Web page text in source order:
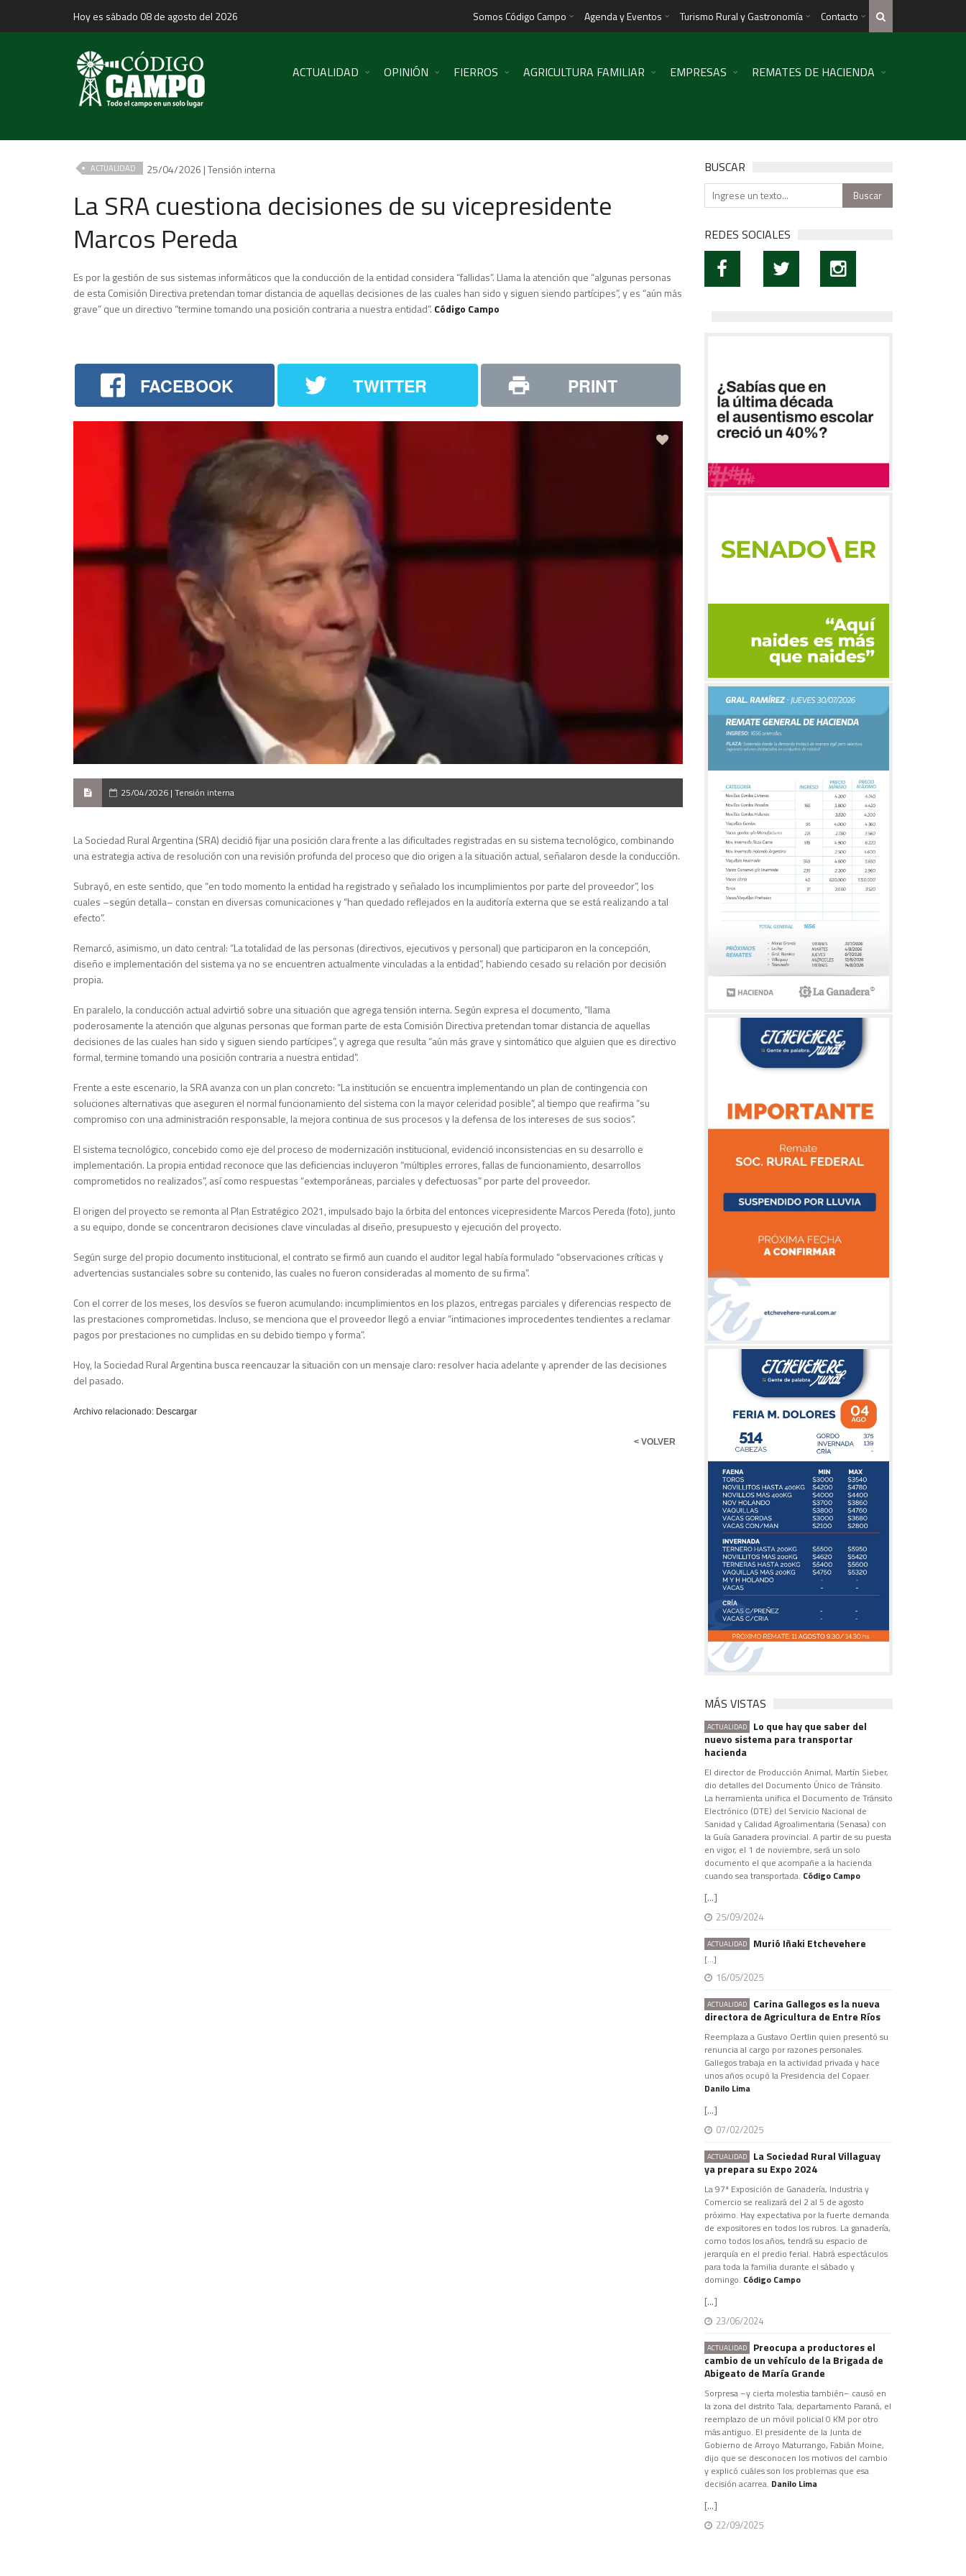
Hoy es sábado 08 de agosto del 2026 Somos Código Campo Agenda y Eventos Turismo Rural y Gastronomía Contacto
ACTUALIDAD OPINIÓN FIERROS AGRICULTURA FAMILIAR EMPRESAS REMATES DE HACIENDA
ACTUALIDAD 25/04/2026 | Tensión interna
La SRA cuestiona decisiones de su vicepresidente
Marcos Pereda
Es por la gestión de sus sistemas informáticos que la conducción de la entidad considera “fallidas”. Llama la atención que “algunas personas
de esta Comisión Directiva pretendan tomar distancia de aquellas decisiones de las cuales han sido y siguen siendo partícipes”, y es “aún más
grave” que un directivo “termine tomando una posición contraria a nuestra entidad”. Código Campo
FACEBOOK TWITTER PRINT
25/04/2026 | Tensión interna
La Sociedad Rural Argentina (SRA) decidió fijar una posición clara frente a las dificultades registradas en su sistema tecnológico, combinando
una estrategia activa de resolución con una revisión profunda del proceso que dio origen a la situación actual, señalaron desde la conducción.
Subrayó, en este sentido, que “en todo momento la entidad ha registrado y señalado los incumplimientos por parte del proveedor”, los
cuales –según detalla– constan en diversas comunicaciones y “han quedado reflejados en la auditoría externa que se está realizando a tal
efecto”.
Remarcó, asimismo, un dato central: “La totalidad de las personas (directivos, ejecutivos y personal) que participaron en la concepción,
diseño e implementación del sistema ya no se encuentren actualmente vinculadas a la entidad”, habiendo cesado su relación por decisión
propia.
En paralelo, la conducción actual advirtió sobre una situación que agrega tensión interna. Según expresa el documento, “llama
poderosamente la atención que algunas personas que forman parte de esta Comisión Directiva pretendan tomar distancia de aquellas
decisiones de las cuales han sido y siguen siendo partícipes”, y agrega que resulta “aún más grave y sintomático que alguien que es directivo
formal, termine tomando una posición contraria a nuestra entidad”.
Frente a este escenario, la SRA avanza con un plan concreto: “La institución se encuentra implementando un plan de contingencia con
soluciones alternativas que aseguren el normal funcionamiento del sistema con la mayor celeridad posible”, al tiempo que reafirma “su
compromiso con una administración responsable, la mejora continua de sus procesos y la defensa de los intereses de sus socios”.
El sistema tecnológico, concebido como eje del proceso de modernización institucional, evidenció inconsistencias en su desarrollo e
implementación. La propia entidad reconoce que las deficiencias incluyeron “múltiples errores, fallas de funcionamiento, desarrollos
comprometidos no realizados”, así como respuestas “extemporáneas, parciales y defectuosas” por parte del proveedor.
El origen del proyecto se remonta al Plan Estratégico 2021, impulsado bajo la órbita del entonces vicepresidente Marcos Pereda (foto), junto
a su equipo, donde se concentraron decisiones clave vinculadas al diseño, presupuesto y ejecución del proyecto.
Según surge del propio documento institucional, el contrato se firmó aun cuando el auditor legal había formulado “observaciones críticas y
advertencias sustanciales sobre su contenido, las cuales no fueron consideradas al momento de su firma”.
Con el correr de los meses, los desvíos se fueron acumulando: incumplimientos en los plazos, entregas parciales y diferencias respecto de
las prestaciones comprometidas. Incluso, se menciona que el proveedor llegó a enviar “intimaciones improcedentes tendientes a reclamar
pagos por prestaciones no cumplidas en su debido tiempo y forma”.
Hoy, la Sociedad Rural Argentina busca reencauzar la situación con un mensaje claro: resolver hacia adelante y aprender de las decisiones
del pasado.
Archivo relacionado: Descargar
< VOLVER
BUSCAR
REDES SOCIALES
MÁS VISTAS
ACTUALIDAD
Lo que hay que saber del
nuevo sistema para transportar
hacienda
El director de Producción Animal, Martín Sieber,
dio detalles del Documento Único de Tránsito.
La herramienta unifica el Documento de Tránsito
Electrónico (DTE) del Servicio Nacional de
Sanidad y Calidad Agroalimentaria (Senasa) con
la Guía Ganadera provincial. A partir de su puesta
en vigor, el 1 de noviembre, será un solo
documento el que acompañe a la hacienda
cuando sea transportada. Código Campo
[...]
25/09/2024
ACTUALIDAD Murió Iñaki Etchevehere
[...]
16/05/2025
ACTUALIDAD
Carina Gallegos es la nueva
directora de Agricultura de Entre Ríos
Reemplaza a Gustavo Oertlin quien presentó su
renuncia al cargo por razones personales.
Gallegos trabaja en la actividad privada y hace
unos años ocupó la Presidencia del Copaer.
Danilo Lima
[...]
07/02/2025
ACTUALIDAD
La Sociedad Rural Villaguay
ya prepara su Expo 2024
La 97ª Exposición de Ganadería, Industria y
Comercio se realizará del 2 al 5 de agosto
próximo. Hay expectativa por la fuerte demanda
de expositores en todos los rubros. La ganadería,
como todos los años, tendrá su espacio de
jerarquía en el predio ferial. Habrá espectáculos
para toda la familia durante el sábado y
domingo. Código Campo
[...]
23/06/2024
ACTUALIDAD
Preocupa a productores el
cambio de un vehículo de la Brigada de
Abigeato de María Grande
Sorpresa –y cierta molestia también– causó en
la zona del distrito Tala, departamento Paraná, el
reemplazo de un móvil policial 0 KM por otro
más antiguo. El presidente de la Junta de
Gobierno de Arroyo Maturrango, Fabián Moine,
dijo que se desconocen los motivos del cambio
y explicó cuáles son los problemas que esa
decisión acarrea. Danilo Lima
[...]
22/09/2025